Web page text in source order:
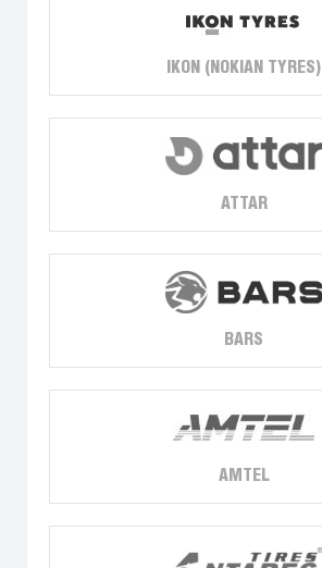
IKON (NOKIAN TYRES)
ATTAR
BARS
AMTEL